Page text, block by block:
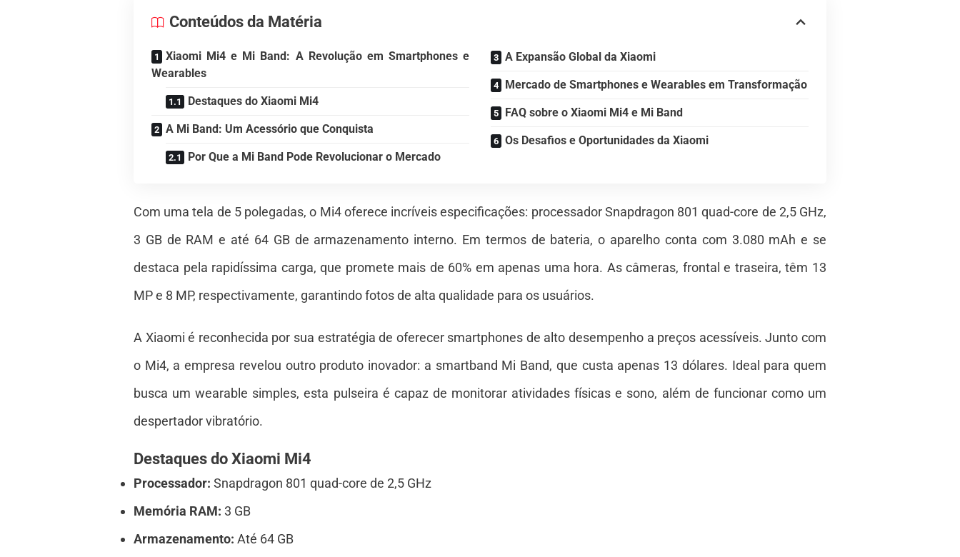
Conteúdos da Matéria
Xiaomi Mi4 e Mi Band: A Revolução em Smartphones e
Wearables
Destaques do Xiaomi Mi4
A Mi Band: Um Acessório que Conquista
Por Que a Mi Band Pode Revolucionar o Mercado
A Expansão Global da Xiaomi
Mercado de Smartphones e Wearables em Transformação
FAQ sobre o Xiaomi Mi4 e Mi Band
Os Desafios e Oportunidades da Xiaomi
Com uma tela de 5 polegadas, o Mi4 oferece incríveis especificações: processador Snapdragon 801 quad-core de 2,5 GHz,
3 GB de RAM e até 64 GB de armazenamento interno. Em termos de bateria, o aparelho conta com 3.080 mAh e se
destaca pela rapidíssima carga, que promete mais de 60% em apenas uma hora. As câmeras, frontal e traseira, têm 13
MP e 8 MP, respectivamente, garantindo fotos de alta qualidade para os usuários.
A Xiaomi é reconhecida por sua estratégia de oferecer smartphones de alto desempenho a preços acessíveis. Junto com
o Mi4, a empresa revelou outro produto inovador: a smartband Mi Band, que custa apenas 13 dólares. Ideal para quem
busca um wearable simples, esta pulseira é capaz de monitorar atividades físicas e sono, além de funcionar como um
despertador vibratório.
Destaques do Xiaomi Mi4
Processador: Snapdragon 801 quad-core de 2,5 GHz
Memória RAM: 3 GB
Armazenamento: Até 64 GB